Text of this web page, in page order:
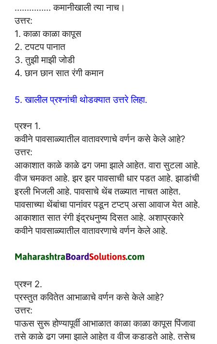
…………… कमानीखाली त्या नाच।
उत्तर:
1. काळा काळा कापूस
2. टपटप पानात
3. तुझी माझी जोडी
4. छान छान सात रंगी कमान
5. खालील प्रश्नांची थोडक्यात उत्तरे लिहा.
प्रश्न 1.
कवीने पावसाळ्यातील वातावरणाचे वर्णन कसे केले आहे?
उत्तर:
आकाशात काळे काळे ढग जमा झाले आहेत. वारा सुटला आहे.
वीज चमकत आहे. झर झर पावसाची धार पडत आहे. झाडांची
इरली भिजली आहे. पावसाचे थेंब तळ्यात नाचत आहेत.
पावसाच्या थेंबांचा पानांवर पडून टप्टप् असा आवाज येत आहे.
आकाशात सात रंगी इंद्रधनुष्य दिसत आहे. अशाप्रकारे
कवीने पावसाळ्यातील वातावरणाचे वर्णन केले आहे.
प्रश्न 2.
प्रस्तुत कवितेत आभाळाचे वर्णन कसे केले आहे?
उत्तर:
पाऊस सुरू होण्यापूर्वी आभाळात काळा काळा कापूस पिंजावा
तसे काळे ढग जमा झाले आहेत व वीज कडाडते आहे. तसेच